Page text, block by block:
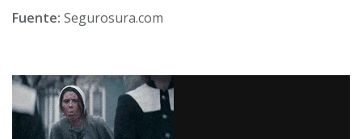
Fuente: Segurosura.com